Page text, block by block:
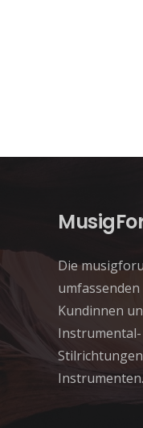
Die
Kundinnen
Instrumenten.